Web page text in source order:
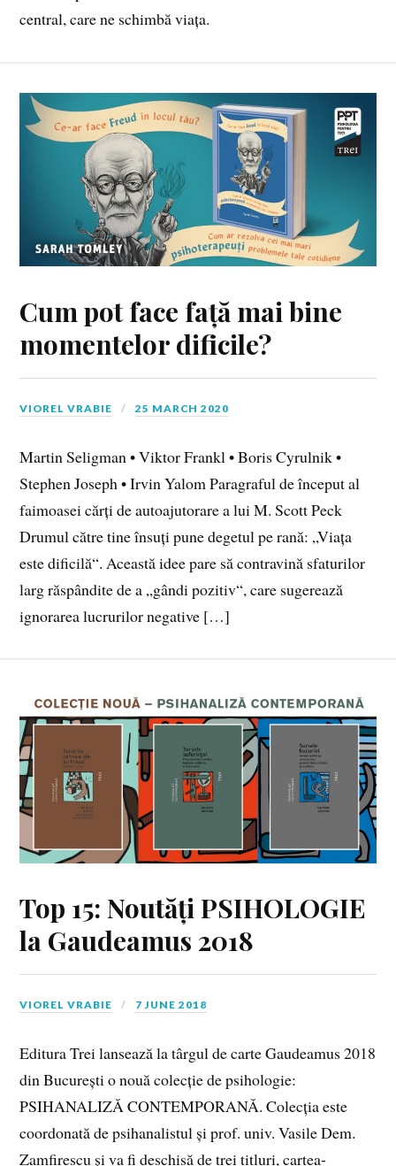
central, care ne schimbă viața.
Cum pot face față mai bine
momentelor dificile?
VIOREL VRABIE 25 MARCH 2020
Martin Seligman • Viktor Frankl • Boris Cyrulnik •
Stephen Joseph • Irvin Yalom Paragraful de început al
faimoasei cărți de autoajutorare a lui M. Scott Peck
Drumul către tine însuți pune degetul pe rană: „Viața
este dificilă“. Această idee pare să contravină sfaturilor
larg răspândite de a „gândi pozitiv“, care sugerează
ignorarea lucrurilor negative […]
Top 15: Noutăți PSIHOLOGIE
la Gaudeamus 2018
VIOREL VRABIE 7 JUNE 2018
Editura Trei lansează la târgul de carte Gaudeamus 2018
din București o nouă colecție de psihologie:
PSIHANALIZĂ CONTEMPORANĂ. Colecția este
coordonată de psihanalistul și prof. univ. Vasile Dem.
Zamfirescu și va fi deschisă de trei titluri, cartea-